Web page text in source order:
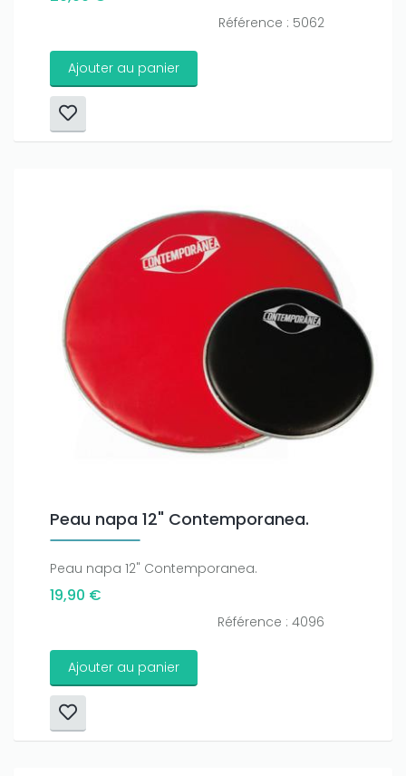
Référence : 5062
Ajouter au panier
Peau napa 12" Contemporanea.
Peau napa 12" Contemporanea.
19,90 €
Référence : 4096
Ajouter au panier